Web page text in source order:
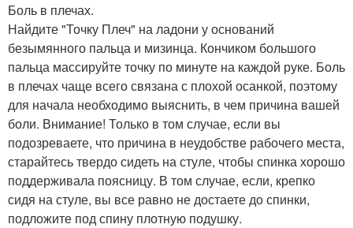
Боль в плечах.
Найдите "Точку Плеч" на ладони у оснований
безымянного пальца и мизинца. Кончиком большого
пальца массируйте точку по минуте на каждой руке. Боль
в плечах чаще всего связана с плохой осанкой, поэтому
для начала необходимо выяснить, в чем причина вашей
боли. Внимание! Только в том случае, если вы
подозреваете, что причина в неудобстве рабочего места,
старайтесь твердо сидеть на стуле, чтобы спинка хорошо
поддерживала поясницу. В том случае, если, крепко
сидя на стуле, вы все равно не достаете до спинки,
подложите под спину плотную подушку.